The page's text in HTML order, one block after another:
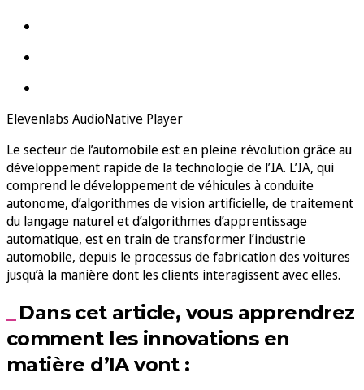
Elevenlabs AudioNative Player
Le secteur de l’automobile est en pleine révolution grâce au
développement rapide de la technologie de l’IA. L’IA, qui
comprend le développement de véhicules à conduite
autonome, d’algorithmes de vision artificielle, de traitement
du langage naturel et d’algorithmes d’apprentissage
automatique, est en train de transformer l’industrie
automobile, depuis le processus de fabrication des voitures
jusqu’à la manière dont les clients interagissent avec elles.
Dans cet article, vous apprendrez
comment les innovations en
matière d’IA vont :